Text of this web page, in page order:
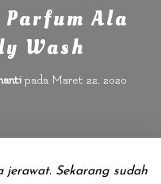
Ala
Wash
pada Maret 22, 2020
jerawat. Sekarang sudah